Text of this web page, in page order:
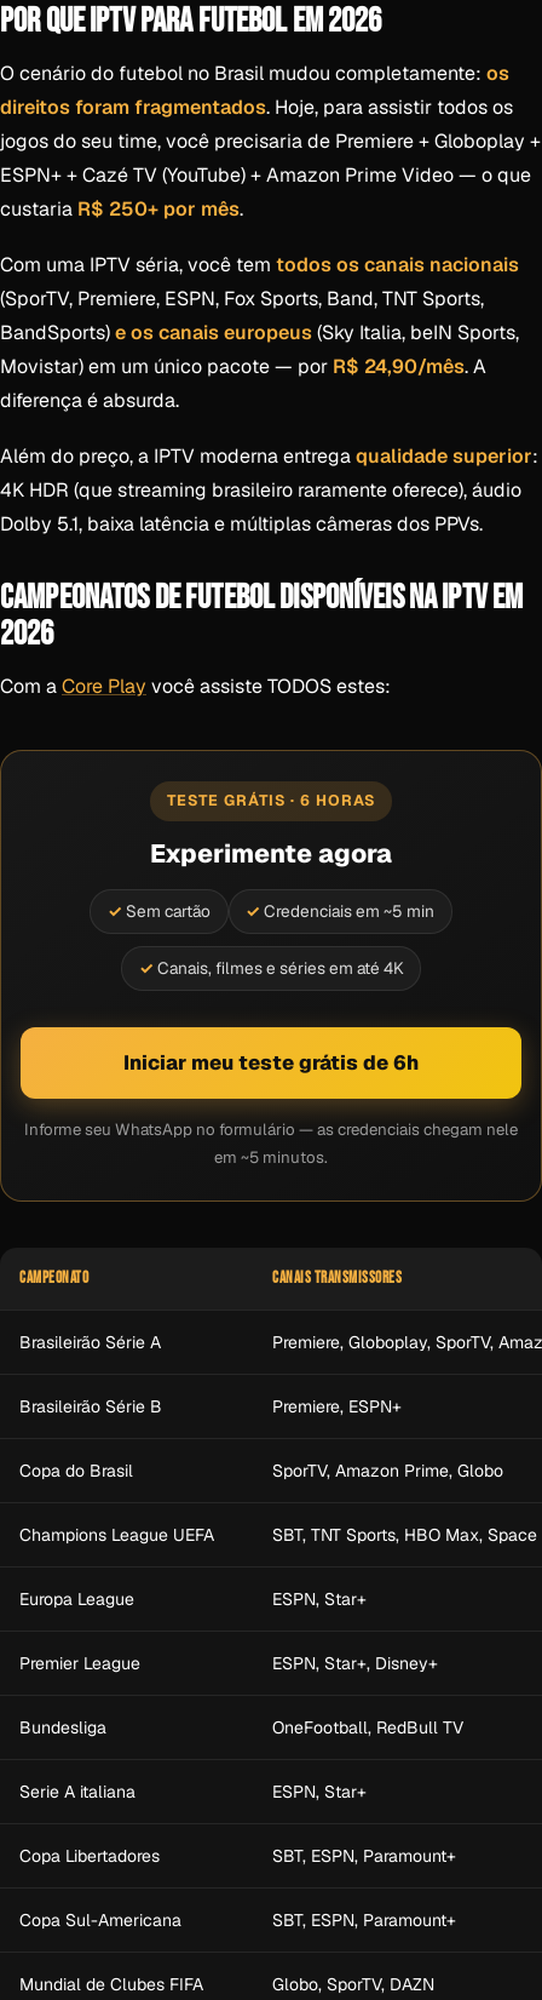
POR QUE IPTV PARA FUTEBOL EM 2026
O cenário do futebol no Brasil mudou completamente: os
direitos foram fragmentados. Hoje, para assistir todos os
jogos do seu time, você precisaria de Premiere + Globoplay +
ESPN+ + Cazé TV (YouTube) + Amazon Prime Video — o que
custaria R$ 250+ por mês.
Com uma IPTV séria, você tem todos os canais nacionais
(SporTV, Premiere, ESPN, Fox Sports, Band, TNT Sports,
BandSports)e os canais europeus(Sky Italia, beIN Sports,
Movistar) em um único pacote — por R$ 24,90/mês. A
diferença é absurda.
Além do preço, a IPTV moderna entregaqualidade superior:
4K HDR (que streaming brasileiro raramente oferece), áudio
Dolby 5.1, baixa latência e múltiplas câmeras dos PPVs.
CAMPEONATOS DE FUTEBOL DISPONÍVEIS NA IPTV EM
2026
Com aCore Play você assiste TODOS estes:
TESTE GRÁTIS · 6 HORAS
Experimente agora
Sem cartão Credenciais em ~5 min
Canais, filmes e séries em até 4K
Iniciar meu teste grátis de 6h
Informe seu WhatsApp no formulário — as credenciais chegam nele
em ~5 minutos.
CAMPEONATO CANAIS TRANSMISSORES
Brasileirão Série A Premiere, Globoplay, SporTV,
Brasileirão Série B Premiere, ESPN+
Copa do Brasil SporTV, Amazon Prime, Globo
Champions League UEFA SBT, TNT Sports, HBO Max, Space
Europa League ESPN, Star+
Premier League ESPN, Star+, Disney+
Bundesliga OneFootball, RedBull TV
Serie A italiana ESPN, Star+
Copa Libertadores SBT, ESPN, Paramount+
Copa Sul-Americana SBT, ESPN, Paramount+
Mundial de Clubes FIFA Globo, SporTV, DAZN